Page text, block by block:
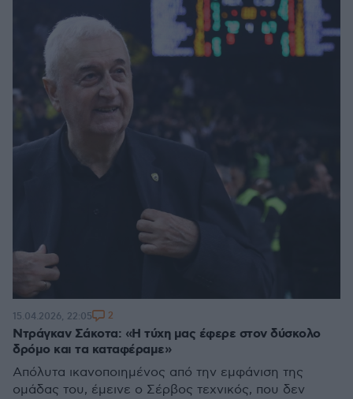
Ντράγκαν Σάκοτα: «Η τύχη μας έφερε στον δύσκολο
δρόμο και τα καταφέραμε»
Απόλυτα ικανοποιημένος από την εμφάνιση της
ομάδας του, έμεινε ο Σέρβος τεχνικός, που δεν
15.04.2026, 22:05 2